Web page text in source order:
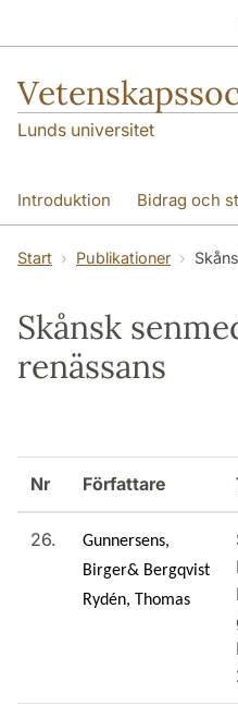
Lunds universitet
Introduktion Bidrag och
Priser och utmärkelser
Start Publikationer
Skånsk
renässans
Nr Författare
26.
Gunnersens,
Birger& Bergqvist
Rydén, Thomas